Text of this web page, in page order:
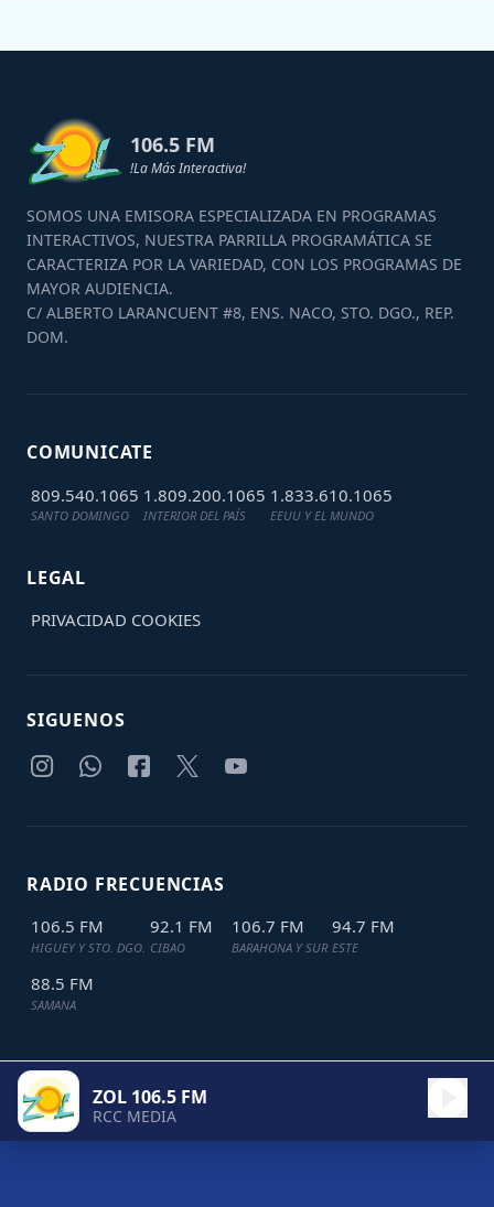
106.5 FM
!La Más Interactiva!
SOMOS UNA EMISORA ESPECIALIZADA EN PROGRAMAS
INTERACTIVOS, NUESTRA PARRILLA PROGRAMÁTICA SE
CARACTERIZA POR LA VARIEDAD, CON LOS PROGRAMAS DE
MAYOR AUDIENCIA.
C/ ALBERTO LARANCUENT #8, ENS. NACO, STO. DGO., REP.
DOM.
COMUNICATE
809.540.1065
SANTO DOMINGO
1.809.200.1065
INTERIOR DEL PAÍS
1.833.610.1065
EEUU Y EL MUNDO
LEGAL
PRIVACIDAD COOKIES
SIGUENOS
RADIO FRECUENCIAS
106.5 FM
HIGUEY Y STO. DGO.
92.1 FM
CIBAO
106.7 FM
BARAHONA Y SUR
94.7 FM
ESTE
88.5 FM
SAMANA
TODOS LOS DERECHOS RESERVADOS © 2024
ZOL 106.5 FM
RCC MEDIA